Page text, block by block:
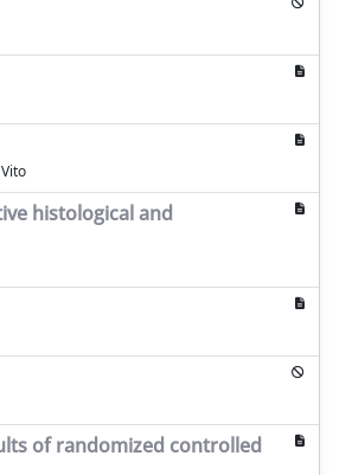
histological and
of randomized controlled